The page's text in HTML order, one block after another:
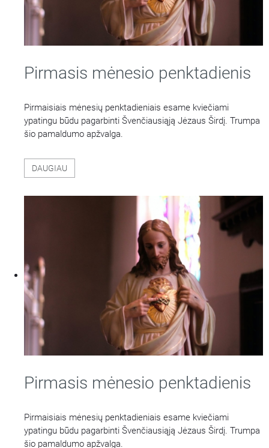
Pirmasis mėnesio penktadienis
Pirmaisiais mėnesių penktadieniais esame kviečiami
ypatingu būdu pagarbinti Švenčiausiąją Jėzaus Širdį. Trumpa
šio pamaldumo apžvalga.
DAUGIAU
Pirmasis mėnesio penktadienis
Pirmaisiais mėnesių penktadieniais esame kviečiami
ypatingu būdu pagarbinti Švenčiausiąją Jėzaus Širdį. Trumpa
šio pamaldumo apžvalga.